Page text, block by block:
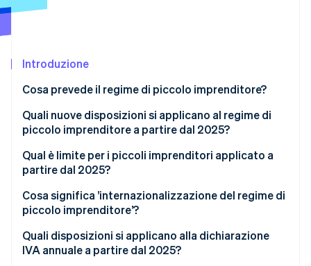
Scopri cosa ti aspetta
Atlas
Climate
Rimozione del carbonio
Identity
Scopri come Stripe sta costruendo l'infrastruttura
Guarda ora
Introduzione
Cosa prevede il regime di piccolo imprenditore?
Quali nuove disposizioni si applicano al regime di
piccolo imprenditore a partire dal 2025?
Qual è limite per i piccoli imprenditori applicato a
partire dal 2025?
Cosa significa ’internazionalizzazione del regime di
piccolo imprenditore’?
Quali disposizioni si applicano alla dichiarazione
IVA annuale a partire dal 2025?